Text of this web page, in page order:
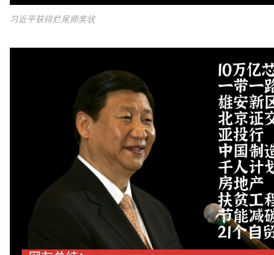
习近平获得烂尾师奖状